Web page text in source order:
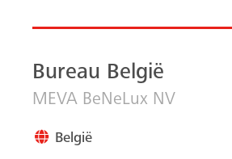
Bureau België
MEVA BeNeLux NV
België